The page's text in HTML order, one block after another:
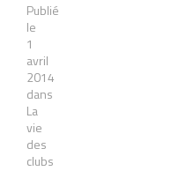
Publié
le
1
avril
2014
dans
La
vie
des
clubs